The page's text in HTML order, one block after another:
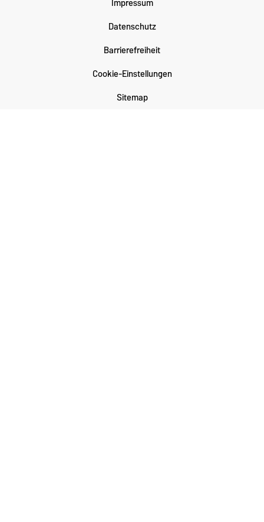
Impressum
Datenschutz
Barrierefreiheit
Cookie-Einstellungen
Sitemap